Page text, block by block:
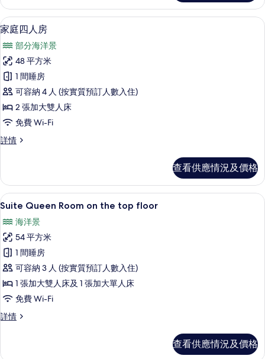
片
persons
詳
情
載
入
所
有
家
庭
四
房
相
片
家庭四人房 | 羽絨被、特厚豪華床墊
27
家庭四人房
部分海洋景
48 平方米
1 間睡房
可容納 4 人 (按實質預訂人數入住)
2 張加大雙人床
免費 Wi-Fi
詳情
家
房
詳
情
查看供應情況及價格
載
所
有
Suite
Queen
Room
on
the
Suite Queen Room on the top floor |
27
Suite Queen Room on the top floor
海洋景
54 平方米
1 間睡房
可容納 3 人 (按實質預訂人數入住)
1 張加大雙人床及 1 張加大單人床
免費 Wi-Fi
詳情
Suite
查看供應情況及價格